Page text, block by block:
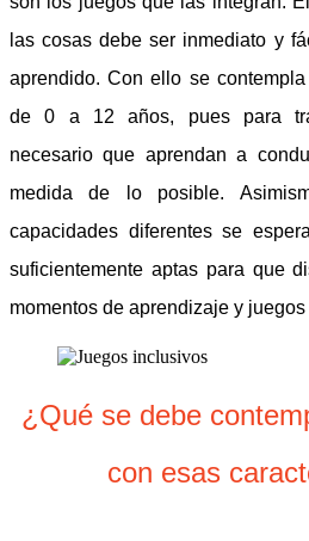
las cosas debe ser inmediato y
aprendido. Con ello se
de 0 a 12 años, pues para
necesario que aprendan a
medida de lo posible.
capacidades diferentes se
suficientemente aptas para que
momentos de aprendizaje y
¿Qué se debe
con esas